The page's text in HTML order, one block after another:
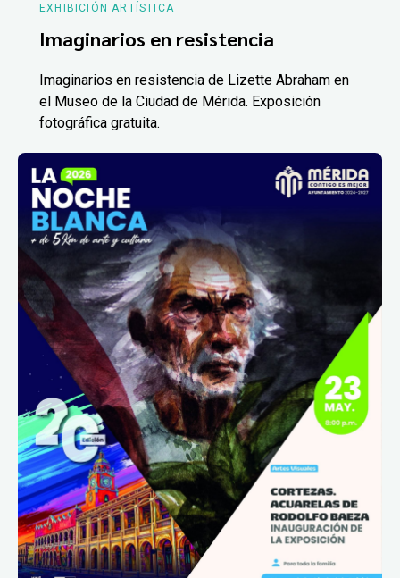
EXHIBICIÓN ARTÍSTICA
Imaginarios en resistencia
Imaginarios en resistencia de Lizette Abraham en
el Museo de la Ciudad de Mérida. Exposición
fotográfica gratuita.